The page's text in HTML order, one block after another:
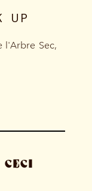
UP
l'Arbre Sec,